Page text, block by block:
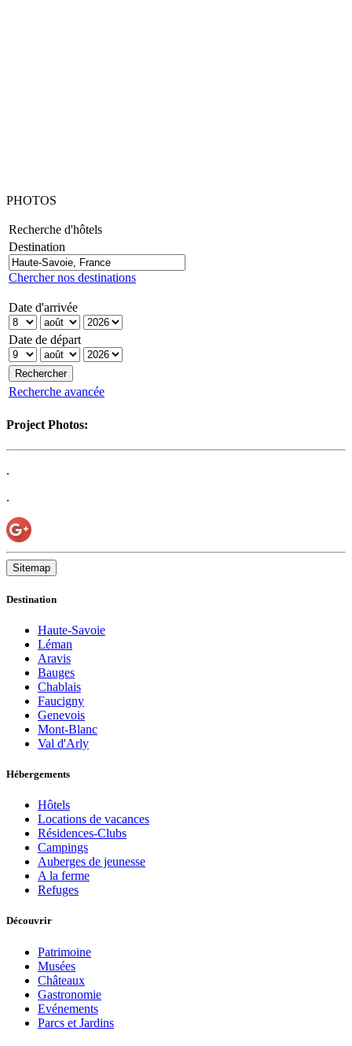
PHOTOS
Recherche d'hôtels
Destination
Chercher nos destinations
Date d'arrivée
Date de départ
Recherche avancée
Project Photos:
.
.
Sitemap
Destination
Haute-Savoie
Léman
Aravis
Bauges
Chablais
Faucigny
Genevois
Mont-Blanc
Val d'Arly
Hébergements
Hôtels
Locations de vacances
Résidences-Clubs
Campings
Auberges de jeunesse
A la ferme
Refuges
Découvrir
Patrimoine
Musées
Châteaux
Gastronomie
Evénements
Parcs et Jardins